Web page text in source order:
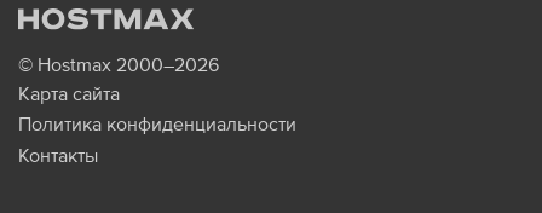
© Hostmax 2000–2026
Карта сайта
Политика конфиденциальности
Контакты